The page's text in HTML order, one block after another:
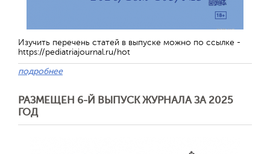
Изучить перечень статей в выпуске можно по ссылке -
https://pediatriajournal.ru/hot
подробнее
РАЗМЕЩЕН 6-Й ВЫПУСК ЖУРНАЛА ЗА 2025
ГОД